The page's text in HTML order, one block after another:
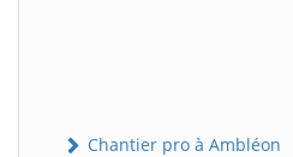
Chantier pro à Ambléon